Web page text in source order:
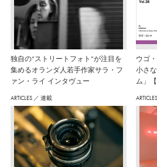
独自の“ストリートフォト”が注目を
集めるオランダ人若手作家サラ・フ
ァン・ライ インタヴュー
ウゴ
小さ
ム」
ARTICLES ／ 連載 ARTICLES